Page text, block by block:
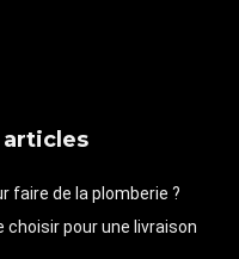
faire de la plomberie ?
choisir pour une livraison